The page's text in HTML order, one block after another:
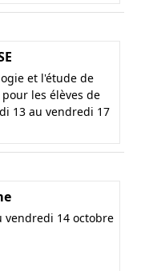
et l'étude de
les élèves de
13 au vendredi 17
vendredi 14 octobre